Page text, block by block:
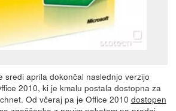
sredi aprila dokončal naslednjo verzijo
2010, ki je kmalu postala dostopna za
Od včeraj pa je Office 2010 dostopen